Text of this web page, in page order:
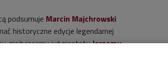
podsumuje Marcin Majchrowski
historyczne edycje legendarnej
nieżyjącemu już niestetyJerzemu
(godz. 22:45). Znakomitą
-